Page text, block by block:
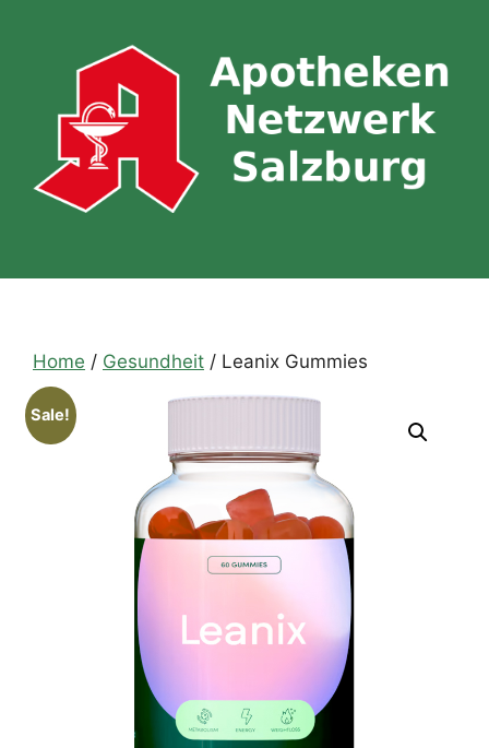
Home / Gesundheit / Leanix Gummies
Sale!